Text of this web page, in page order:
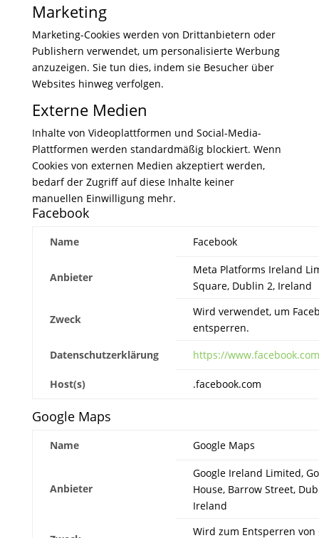
Marketing
Marketing-Cookies werden von Drittanbietern oder
Publishern verwendet, um personalisierte Werbung
anzuzeigen. Sie tun dies, indem sie Besucher über
Websites hinweg verfolgen.
Externe Medien
Inhalte von Videoplattformen und Social-Media-
Plattformen werden standardmäßig blockiert. Wenn
Cookies von externen Medien akzeptiert werden,
bedarf der Zugriff auf diese Inhalte keiner
manuellen Einwilligung mehr.
Facebook
Name Facebook
Anbieter
Meta Platforms Ireland
Square, Dublin 2, Ireland
Zweck
Wird verwendet, um
entsperren.
Datenschutzerklärung
https://
Host(s) .facebook.com
Google Maps
Name Google Maps
Anbieter
Google Ireland Limited,
House, Barrow Street,
Ireland
Wird zum Entsperren von